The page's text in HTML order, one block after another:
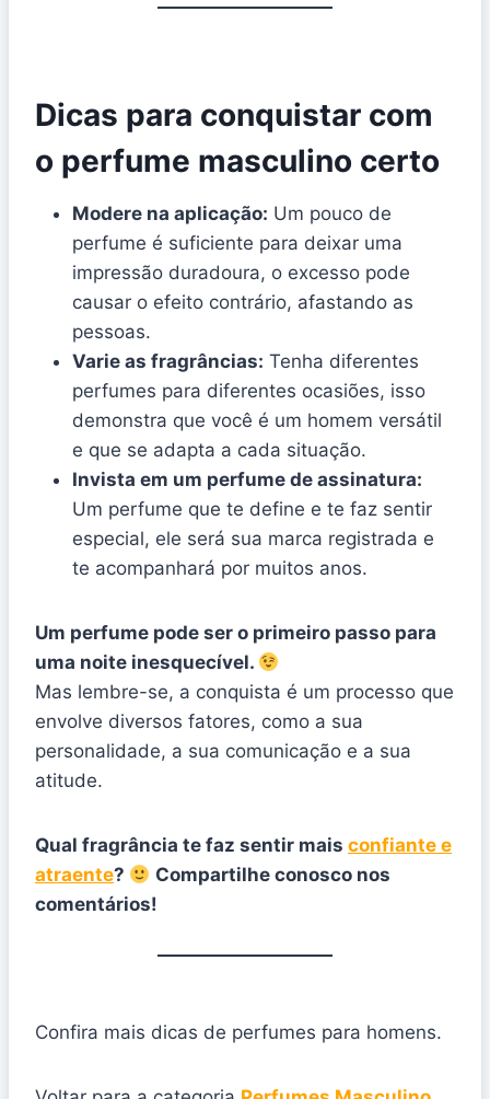
Dicas para conquistar com
o perfume masculino certo
Modere na aplicação: Um pouco de
perfume é suficiente para deixar uma
impressão duradoura, o excesso pode
causar o efeito contrário, afastando as
pessoas.
Varie as fragrâncias: Tenha diferentes
perfumes para diferentes ocasiões, isso
demonstra que você é um homem versátil
e que se adapta a cada situação.
Invista em um perfume de assinatura:
Um perfume que te define e te faz sentir
especial, ele será sua marca registrada e
te acompanhará por muitos anos.
Um perfume pode ser o primeiro passo para
uma noite inesquecível.
Mas lembre-se, a conquista é um processo que
envolve diversos fatores, como a sua
personalidade, a sua comunicação e a sua
atitude.
Qual fragrância te faz sentir mais confiante e
atraente?
Compartilhe conosco nos
comentários!
Confira mais dicas de perfumes para homens.